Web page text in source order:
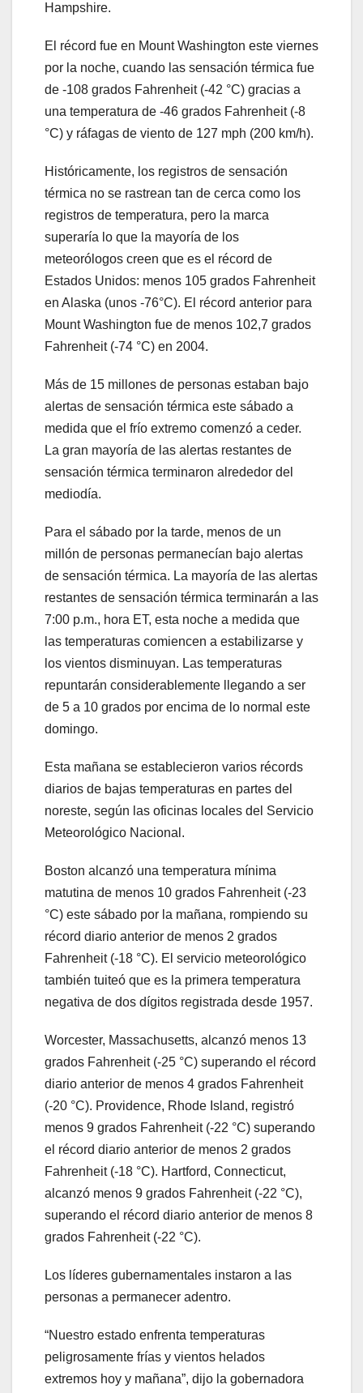
Hampshire.
El récord fue en Mount Washington este viernes
por la noche, cuando las sensación térmica fue
de -108 grados Fahrenheit (-42 °C) gracias a
una temperatura de -46 grados Fahrenheit (-8
°C) y ráfagas de viento de 127 mph (200 km/h).
Históricamente, los registros de sensación
térmica no se rastrean tan de cerca como los
registros de temperatura, pero la marca
superaría lo que la mayoría de los
meteorólogos creen que es el récord de
Estados Unidos: menos 105 grados Fahrenheit
en Alaska (unos -76°C). El récord anterior para
Mount Washington fue de menos 102,7 grados
Fahrenheit (-74 °C) en 2004.
Más de 15 millones de personas estaban bajo
alertas de sensación térmica este sábado a
medida que el frío extremo comenzó a ceder.
La gran mayoría de las alertas restantes de
sensación térmica terminaron alrededor del
mediodía.
Para el sábado por la tarde, menos de un
millón de personas permanecían bajo alertas
de sensación térmica. La mayoría de las alertas
restantes de sensación térmica terminarán a las
7:00 p.m., hora ET, esta noche a medida que
las temperaturas comiencen a estabilizarse y
los vientos disminuyan. Las temperaturas
repuntarán considerablemente llegando a ser
de 5 a 10 grados por encima de lo normal este
domingo.
Esta mañana se establecieron varios récords
diarios de bajas temperaturas en partes del
noreste, según las oficinas locales del Servicio
Meteorológico Nacional.
Boston alcanzó una temperatura mínima
matutina de menos 10 grados Fahrenheit (-23
°C) este sábado por la mañana, rompiendo su
récord diario anterior de menos 2 grados
Fahrenheit (-18 °C). El servicio meteorológico
también tuiteó que es la primera temperatura
negativa de dos dígitos registrada desde 1957.
Worcester, Massachusetts, alcanzó menos 13
grados Fahrenheit (-25 °C) superando el récord
diario anterior de menos 4 grados Fahrenheit
(-20 °C). Providence, Rhode Island, registró
menos 9 grados Fahrenheit (-22 °C) superando
el récord diario anterior de menos 2 grados
Fahrenheit (-18 °C). Hartford, Connecticut,
alcanzó menos 9 grados Fahrenheit (-22 °C),
superando el récord diario anterior de menos 8
grados Fahrenheit (-22 °C).
Los líderes gubernamentales instaron a las
personas a permanecer adentro.
“Nuestro estado enfrenta temperaturas
peligrosamente frías y vientos helados
extremos hoy y mañana”, dijo la gobernadora